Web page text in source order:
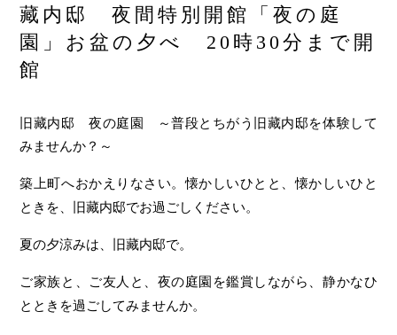
藏内邸 夜間特別開館「夜の庭
園」お盆の夕べ 20時30分まで開
館
旧藏内邸 夜の庭園 ～普段とちがう旧藏内邸を体験して
みませんか？～
築上町へおかえりなさい。懐かしいひとと、懐かしいひと
ときを、旧藏内邸でお過ごしください。
夏の夕涼みは、旧藏内邸で。
ご家族と、ご友人と、夜の庭園を鑑賞しながら、静かなひ
とときを過ごしてみませんか。